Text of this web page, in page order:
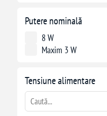
Putere nominală
8 W
Maxim 3 W
Tensiune alimentare